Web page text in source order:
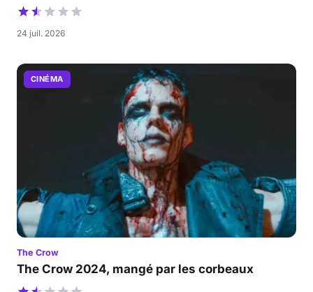
24 juil. 2026
CINÉMA
The Crow
The Crow 2024, mangé par les corbeaux